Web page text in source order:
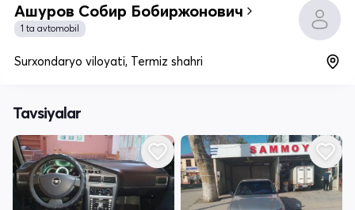
Ашуров Собир Бобиржонович
1 ta avtomobil
Surxondaryo viloyati, Termiz shahri
Tavsiyalar